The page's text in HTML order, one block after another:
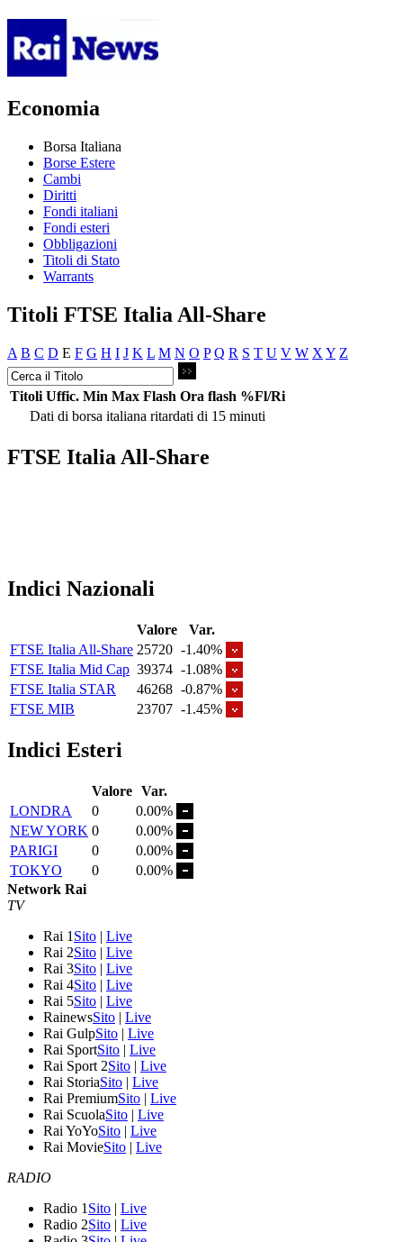
Economia
Borsa Italiana
Borse Estere
Cambi
Diritti
Fondi italiani
Fondi esteri
Obbligazioni
Titoli di Stato
Warrants
Titoli FTSE Italia All-Share
A B C D E F G H I J K L M N O P Q R S T U V W X Y Z
Titoli Uffic. Min Max Flash Ora flash %Fl/Ri
Dati di borsa italiana ritardati di 15 minuti
FTSE Italia All-Share
Indici Nazionali
Valore
Var.
FTSE Italia All-Share 25720 -1.40%
FTSE Italia Mid Cap 39374 -1.08%
FTSE Italia STAR
46268 -0.87%
FTSE MIB
23707 -1.45%
Indici Esteri
Valore Var.
LONDRA
0
0.00%
NEW YORK 0
0.00%
PARIGI
0
0.00%
TOKYO
0
0.00%
Network Rai
TV
Rai 1 Sito | Live
Rai 2Sito | Live
Rai 3Sito | Live
Rai 4Sito | Live
Rai 5Sito | Live
RainewsSito | Live
Rai GulpSito | Live
Rai SportSito | Live
Rai Sport 2Sito | Live
Rai StoriaSito | Live
Rai PremiumSito | Live
Rai ScuolaSito | Live
Rai YoYoSito | Live
Rai MovieSito | Live
RADIO
Radio 1 Sito | Live
Radio 2Sito | Live